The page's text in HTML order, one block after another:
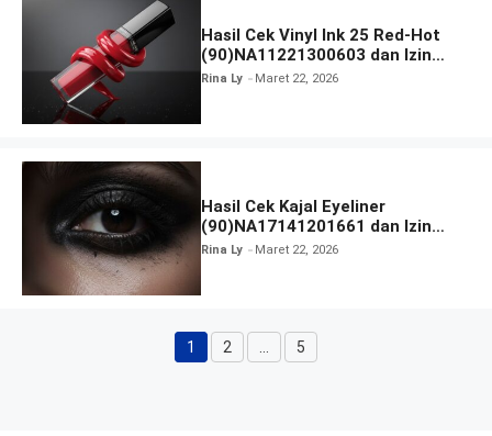
Hasil Cek Vinyl Ink 25 Red-Hot
(90)NA11221300603 dan Izin
BPOM
Rina Ly Maret 22, 2026
Hasil Cek Kajal Eyeliner
(90)NA17141201661 dan Izin
BPOM
Rina Ly Maret 22, 2026
Halaman
1 Halaman
2 5